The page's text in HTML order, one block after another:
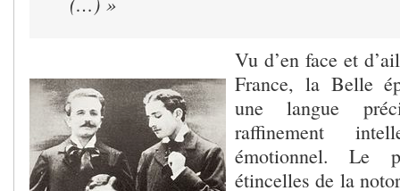
Vu d’en face et
France, la Belle
une langue
raffinement
émotionnel. Le
étincelles de la